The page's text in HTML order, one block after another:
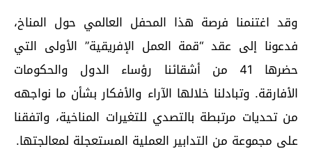
وقد اغتنمنا فرصة هذا المحفل العالمي حول المناخ،
فدعونا إلى عقد “قمة العمل الإفريقية” الأولى التي
حضرها 41 من أشقائنا رؤساء الدول والحكومات
الأفارقة. وتبادلنا خلالها الآراء والأفكار بشأن ما نواجهه
من تحديات مرتبطة بالتصدي للتغيرات المناخية، واتفقنا
على مجموعة من التدابير العملية المستعجلة لمعالجتها.